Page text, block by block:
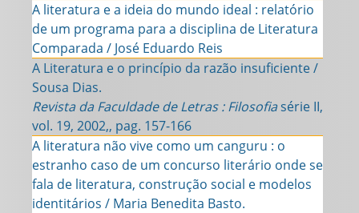
A literatura e a ideia do mundo ideal : relatório
de um programa para a disciplina de Literatura
Comparada / José Eduardo Reis
A Literatura e o princípio da razão insuficiente /
Sousa Dias.
Revista da Faculdade de Letras : Filosofiasérie II,
vol. 19, 2002,, pag. 157-166
A literatura não vive como um canguru : o
estranho caso de um concurso literário onde se
fala de literatura, construção social e modelos
identitários / Maria Benedita Basto.